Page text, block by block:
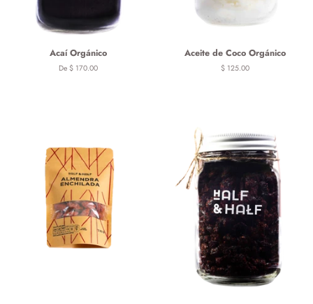
Acaí Orgánico
De $ 170.00
Aceite de Coco Orgánico
Precio
$ 125.00